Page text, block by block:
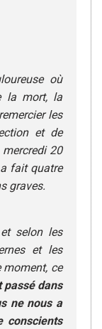
où
la mort, la
les
et de
mercredi 20
fait quatre
graves.
selon les
et les
ce
passé dans
ne nous a
conscients